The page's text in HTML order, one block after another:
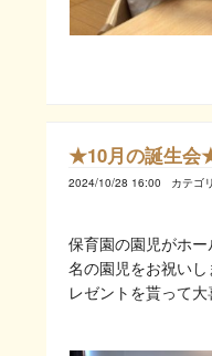
★10月の誕生
2024/10/28 16:00 カテゴ
保育園の園児がホ
名の園児をお祝い
レゼントを貰って